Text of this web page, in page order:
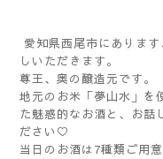
愛知県西尾市にありま
しいただきます。
尊王、奥の醸造元です。
地元のお米「夢山水」を
た魅惑的なお酒と、お話
ださい♡
当日のお酒は7種類ご用